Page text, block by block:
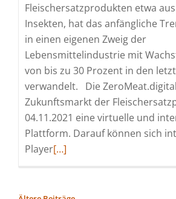
Fleischersatzprodukten etwa
Insekten, hat das anfängliche
in einen eigenen Zweig der
Lebensmittelindustrie mit
von bis zu 30 Prozent in den
verwandelt. Die
Zukunftsmarkt der
04.11.2021 eine virtuelle und
Plattform. Darauf können sich
PlayerRead
Neue
[…]